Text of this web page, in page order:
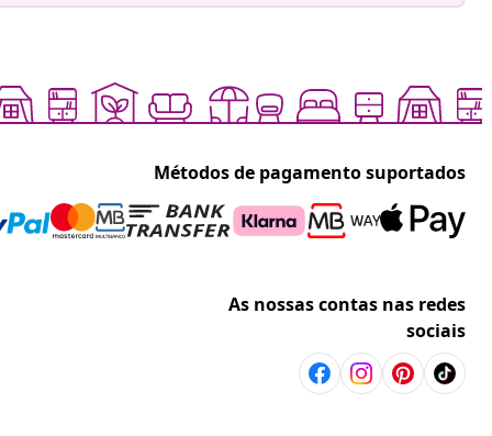
Métodos de pagamento suportados
As nossas contas nas redes
sociais